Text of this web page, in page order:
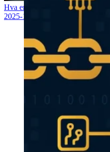
Hva er DAO (desentralisert
2025-10-20